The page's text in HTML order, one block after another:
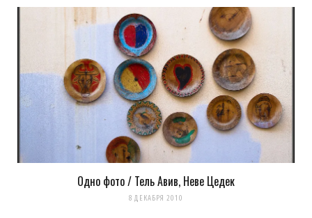
Одно фото / Тель Авив, Неве Цедек
8 ДЕКАБРЯ 2010